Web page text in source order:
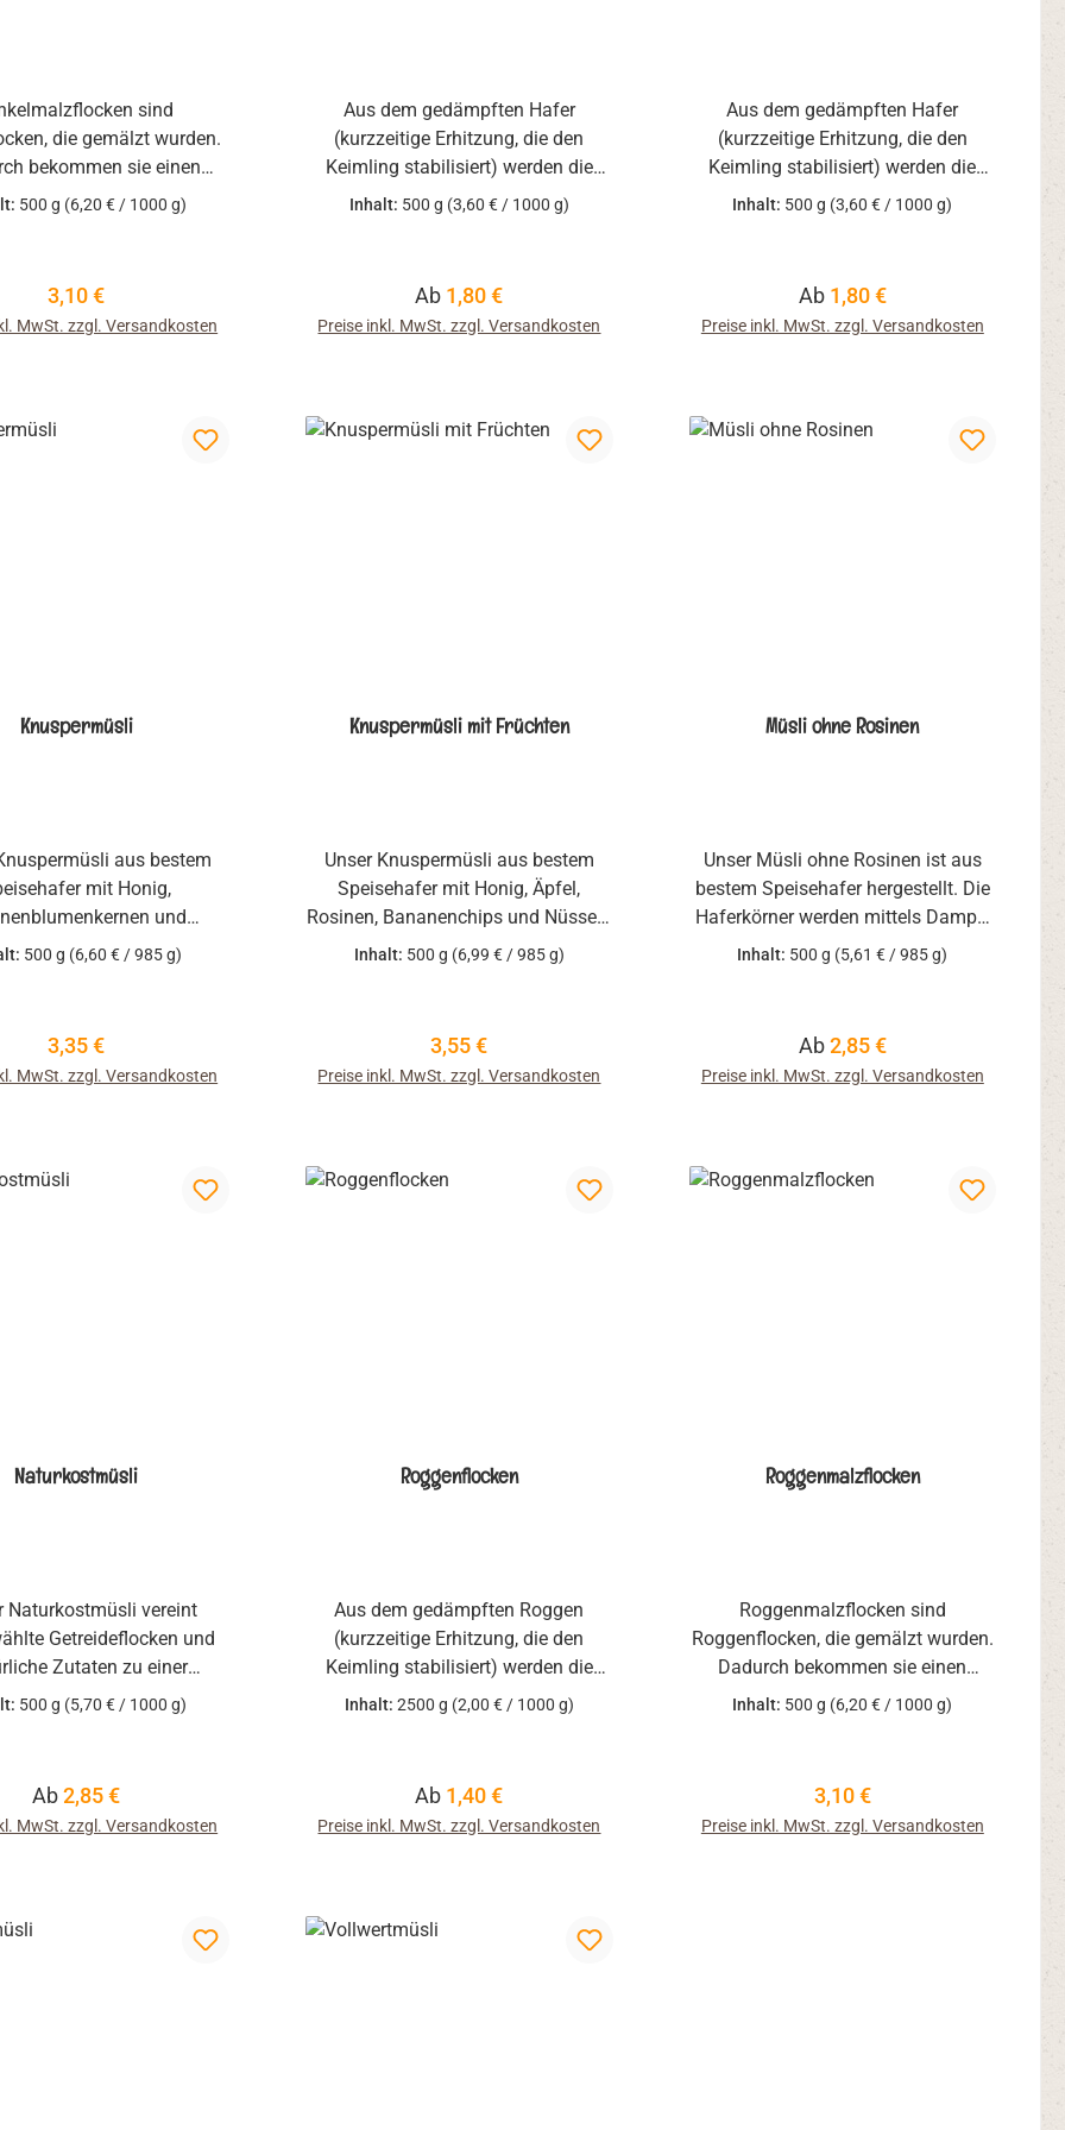
sind
die gemälzt wurden.
bekommen sie einen
malzigen Geruch und
500 g (6,20 € / 1000 g)
Regulärer Preis:
3,10 €
MwSt. zzgl. Versandkosten
Aus dem gedämpften Hafer
(kurzzeitige Erhitzung, die den
Keimling stabilisiert) werden die
Haferflocken gequetscht. Öko-
Inhalt: 500 g (3,60 € / 1000 g)
Regulärer Preis:
Ab 1,80 €
Preise inkl. MwSt. zzgl. Versandkosten
Aus dem gedämpften Hafer
(kurzzeitige Erhitzung, die den
Keimling stabilisiert) werden die
Haferflocken gequetscht. Öko-
Inhalt: 500 g (3,60 € / 1000 g)
Regulärer Preis:
Ab 1,80 €
Preise inkl. MwSt. zzgl. Versandkosten
Knuspermüsli
aus bestem
mit Honig,
und
Die Haferkörner
So schonend zubereitet
wichtigen Ballaststoffe,
gesunden
bei. Ob mit Milch oder in
500 g (6,60 € / 985 g)
Regulärer Preis:
3,35 €
MwSt. zzgl. Versandkosten
Knuspermüsli mit Früchten
Unser Knuspermüsli aus bestem
Speisehafer mit Honig, Äpfel,
Rosinen, Bananenchips und Nüssen.
Die Haferkörner werden mittels
schonend zubereitet bleiben alle
wichtigen Ballaststoffe, Mineralien
Ernährung bei. Ob mit Milch oder in
Joghurt: so wird das Frühstück zum
Inhalt: 500 g (6,99 € / 985 g)
Regulärer Preis:
3,55 €
Preise inkl. MwSt. zzgl. Versandkosten
Müsli ohne Rosinen
Unser Müsli ohne Rosinen ist aus
bestem Speisehafer hergestellt. Die
Haferkörner werden mittels Dampf
erhitzt und der Keimling damit
zubereitet bleiben alle wichtigen
Ballaststoffe, Mineralien und
Vitamine im Korn und tragen so zu
Joghurt: so wird das Frühstück zum
Inhalt: 500 g (5,61 € / 985 g)
Regulärer Preis:
Ab2,85 €
Preise inkl. MwSt. zzgl. Versandkosten
Naturkostmüsli
Naturkostmüsli vereint
Getreideflocken und
Zutaten zu einer
Mischung für den
eine angenehme Sättigung
abwechslungsreiche Textur
ein bewusstes Frühstück
500 g (5,70 € / 1000 g)
Regulärer Preis:
Ab2,85 €
MwSt. zzgl. Versandkosten
Roggenflocken
Aus dem gedämpften Roggen
(kurzzeitige Erhitzung, die den
Keimling stabilisiert) werden die
Roggenflocken gequetscht.
Inhalt: 2500 g (2,00 € / 1000 g)
Regulärer Preis:
Ab 1,40 €
Preise inkl. MwSt. zzgl. Versandkosten
Roggenmalzflocken
Roggenmalzflocken sind
Roggenflocken, die gemälzt wurden.
Dadurch bekommen sie einen
intensiv malzigen Geruch und
Inhalt: 500 g (6,20 € / 1000 g)
Regulärer Preis:
3,10 €
Preise inkl. MwSt. zzgl. Versandkosten